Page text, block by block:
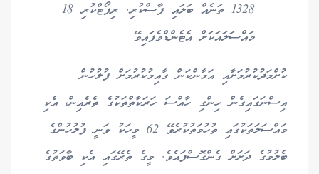
1328 ތަނެއް ބަލައި ފާސްކުރި. ރިޕޯޓްކުރި 18
މައްސަލައަކަށް އެޓެންޑްވެފައިވޭ
ކުށްމަދުކުރުމަށާއި އަމާންކަން ގާއިމުކުރުމަށް ފުލުހުން
އިސްނަގައިގެން ހިންގި ހާއްސަ ހަރަކާތްތަކުގެ ތެރެއިން، އެކި
މައްސަލަތަކުގައި ތުހުމަތުކުރެވޭ 62 މީހަކު ވަނީ ފުލުހުންގެ
ބެލުމުގެ ދަށަށް ގެންގޮސްފައެވެ. މީގެ ތެރޭގައި އެކި ބާވަތުގެ